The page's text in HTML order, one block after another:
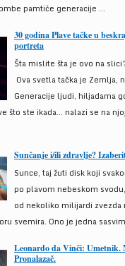
pamtiće generacije ...
30 godina Plave tačke u
portreta
Šta mislite šta je ovo na
Ova svetla tačka je Zemlja,
Generacije ljudi, hiljadama
što ste ikada… nalazi se na
Sunčanje i/ili zdravlje?
Sunce, taj žuti disk koji
po plavom nebeskom
od nekoliko milijardi zvezda
svemira. Ono je jedna
Leonardo da Vinči: Umetnik.
Pronalazač.